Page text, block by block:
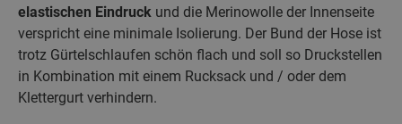
elastischen Eindruck und die Merinowolle der Innenseite
verspricht eine minimale Isolierung. Der Bund der Hose ist
trotz Gürtelschlaufen schön flach und soll so Druckstellen
in Kombination mit einem Rucksack und / oder dem
Klettergurt verhindern.